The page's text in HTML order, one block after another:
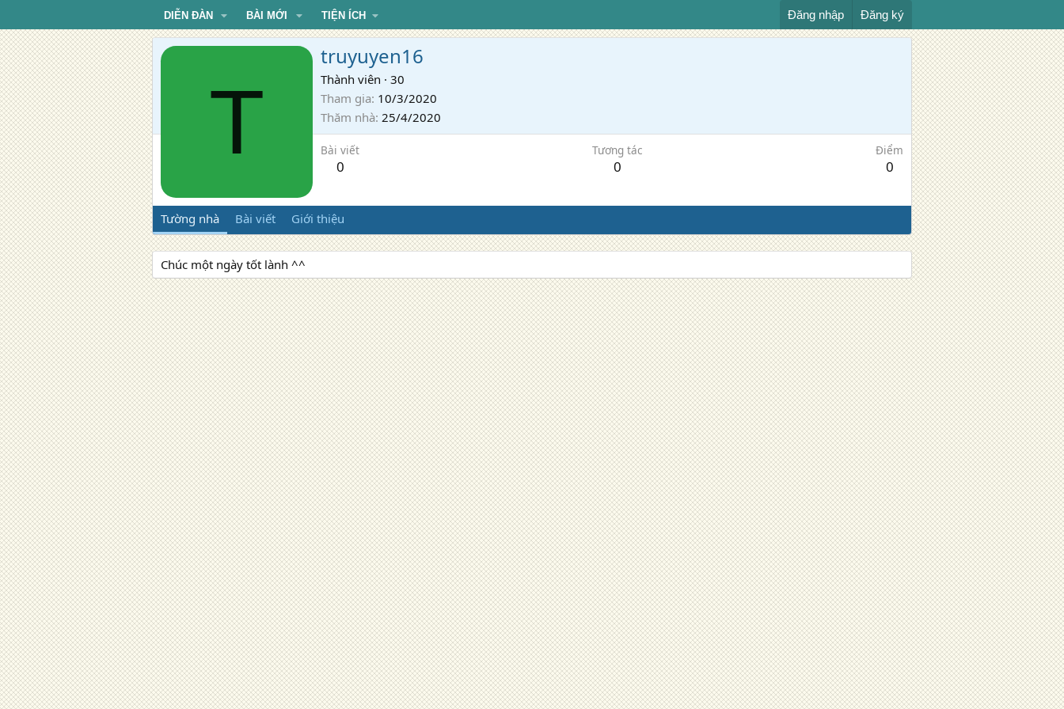
DIỄN ĐÀN BÀI MỚI TIỆN ÍCH Đăng nhập Đăng ký
T
truyuyen16
Thành viên · 30
Tham gia 10/3/2020
Thăm nhà 25/4/2020
Bài viết
0
Tương tác
0
Điểm
0
Tường nhà Bài viết Giới thiệu
Chúc một ngày tốt lành ^^